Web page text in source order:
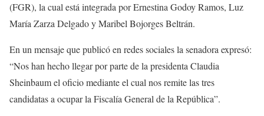
(FGR), la cual está integrada por Ernestina Godoy Ramos, Luz
María Zarza Delgado y Maribel Bojorges Beltrán.
En un mensaje que publicó en redes sociales la senadora expresó:
“Nos han hecho llegar por parte de la presidenta Claudia
Sheinbaum el oficio mediante el cual nos remite las tres
candidatas a ocupar la Fiscalía General de la República”.